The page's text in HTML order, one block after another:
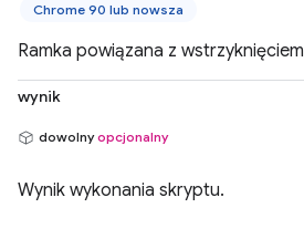
Chrome 90 lub nowsza
Ramka powiązana z
wynik
dowolnyopcjonalny
Wynik wykonania skryptu.